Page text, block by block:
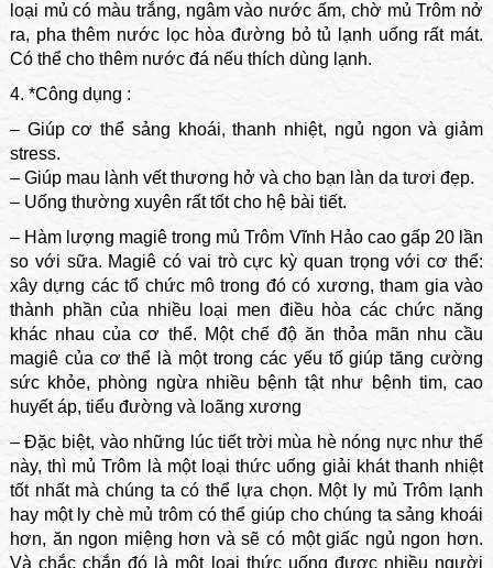
loại mủ có màu trắng, ngâm vào nước ấm, chờ mủ Trôm nở
ra, pha thêm nước lọc hòa đường bỏ tủ lạnh uống rất mát.
Có thể cho thêm nước đá nếu thích dùng lạnh.
4. *Công dụng :
– Giúp cơ thể sảng khoái, thanh nhiệt, ngủ ngon và giảm
stress.
– Giúp mau lành vết thương hở và cho bạn làn da tươi đẹp.
– Uống thường xuyên rất tốt cho hệ bài tiết.
– Hàm lượng magiê trong mủ Trôm Vĩnh Hảo cao gấp 20 lần
so với sữa. Magiê có vai trò cực kỳ quan trọng với cơ thể:
xây dựng các tổ chức mô trong đó có xương, tham gia vào
thành phần của nhiều loại men điều hòa các chức năng
khác nhau của cơ thể. Một chế độ ăn thỏa mãn nhu cầu
magiê của cơ thể là một trong các yếu tố giúp tăng cường
sức khỏe, phòng ngừa nhiều bệnh tật như bệnh tim, cao
huyết áp, tiểu đường và loãng xương
– Đặc biệt, vào những lúc tiết trời mùa hè nóng nực như thế
này, thì mủ Trôm là một loại thức uống giải khát thanh nhiệt
tốt nhất mà chúng ta có thể lựa chọn. Một ly mủ Trôm lạnh
hay một ly chè mủ trôm có thể giúp cho chúng ta sảng khoái
hơn, ăn ngon miệng hơn và sẽ có một giấc ngủ ngon hơn.
Và chắc chắn đó là một loại thức uống được nhiều người